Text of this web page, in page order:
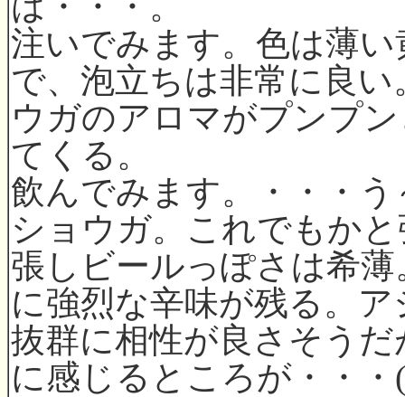
注いでみます。色は薄い
で、泡立ちは非常に良い
ウガのアロマがプンプ
てくる。
飲んでみます。・・・う
ショウガ。これでもか
張しビールっぽさは希薄
に強烈な辛味が残る。
抜群に相性が良さそう
に感じるところが・・